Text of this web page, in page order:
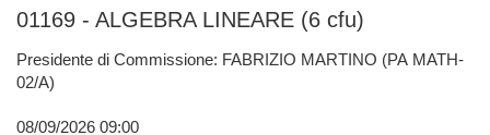
01169 - ALGEBRA LINEARE (6 cfu)
Presidente di Commissione: FABRIZIO MARTINO (PA MATH-
02/A)
08/09/2026 09:00